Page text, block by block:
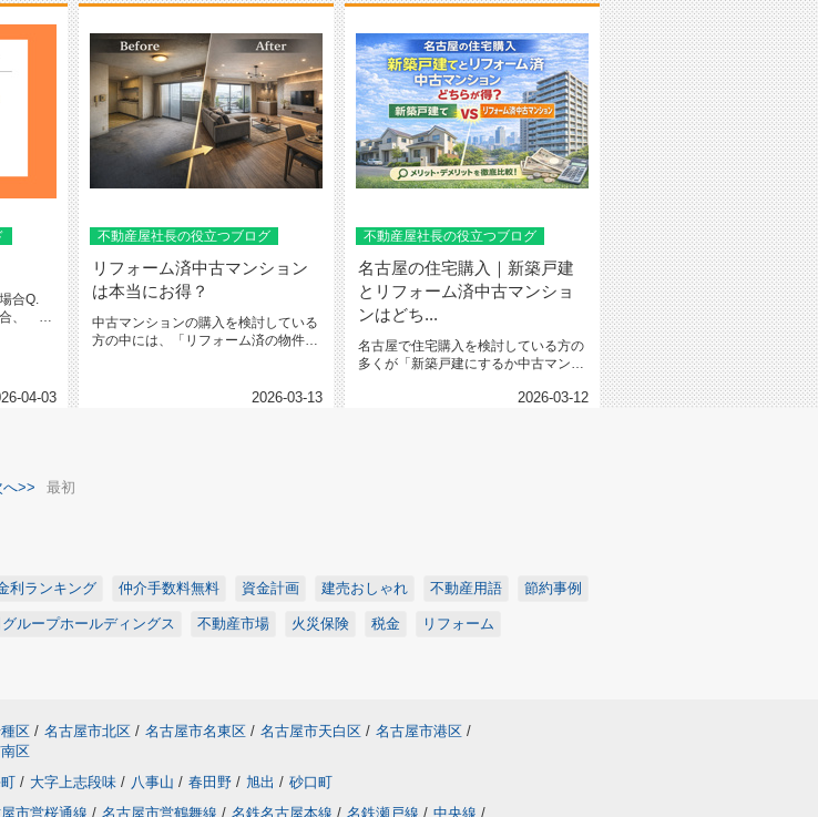
合Q.
場合、
04-03
不動産屋社長の役立つブログ
リフォーム済中古マンション
は本当にお得？
中古マンションの購入を検討している
方の中には、「リフォーム済の物件は
2026-03-13
不動産屋社長の役立つブログ
名古屋の住宅購入｜新築戸建
とリフォーム済中古マンショ
ンはどち...
名古屋で住宅購入を検討している方の
多くが「新築戸建にするか中古マンシ
2026-03-12
へ>> 最初
利ランキング 仲介手数料無料 資金計画 建売おしゃれ 不動産用語 節約事例
ループホールディングス 不動産市場 火災保険 税金 リフォーム
区 / 名古屋市北区 / 名古屋市名東区 / 名古屋市天白区 / 名古屋市港区 /
区
/ 大字上志段味 / 八事山 / 春田野 / 旭出 / 砂口町
市営桜通線 / 名古屋市営鶴舞線 / 名鉄名古屋本線 / 名鉄瀬戸線 / 中央線 /